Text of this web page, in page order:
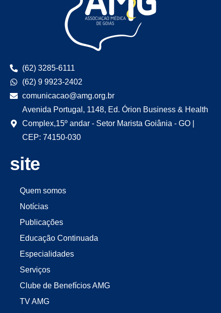
(62) 3285-6111
(62) 9 9923-2402
comunicacao@amg.org.br
Avenida Portugal, 1148, Ed. Órion Business & Health
Complex,15º andar - Setor Marista Goiânia - GO |
CEP: 74150-030
site
Quem somos
Notícias
Publicações
Educação Continuada
Especialidades
Serviços
Clube de Benefícios AMG
TV AMG